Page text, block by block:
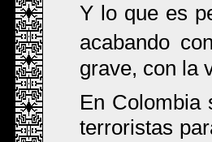
Y lo que es
acabando
grave, con la
En Colombia
terroristas